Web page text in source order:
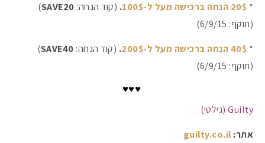
* 20$ הנחה ברכישה מעל ל-100$ . (קוד הנחה: SAVE20
)
(תוקף: 6/9/15)
* 40$ הנחה ברכישה מעל ל-200$ . (קוד הנחה: SAVE40
)
(תוקף: 6/9/15)
♥♥♥
Guilty (גילטי)
אתר: guilty.co.il